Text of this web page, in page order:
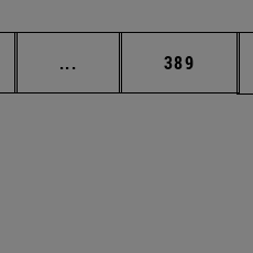
... Páginas intermedias
Página
389